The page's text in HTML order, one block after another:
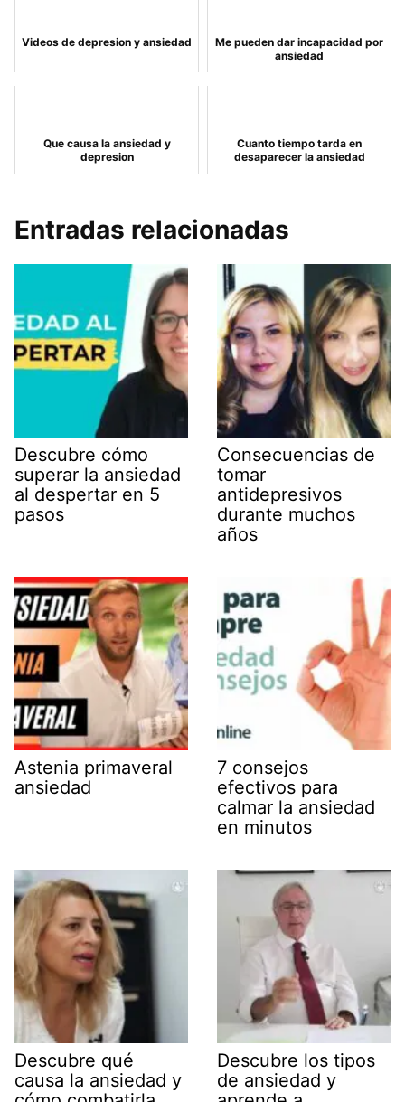
Videos de depresion y ansiedad
Me pueden dar incapacidad por
ansiedad
Que causa la ansiedad y
depresion
Cuanto tiempo tarda en
desaparecer la ansiedad
Entradas relacionadas
Descubre cómo
superar la ansiedad
al despertar en 5
pasos
Consecuencias de
tomar
antidepresivos
durante muchos
años
Astenia primaveral
ansiedad
7 consejos
efectivos para
calmar la ansiedad
en minutos
Descubre qué
causa la ansiedad y
Descubre los tipos
de ansiedad y